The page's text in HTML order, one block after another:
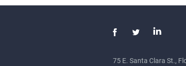
75 E. Santa Clara St.,